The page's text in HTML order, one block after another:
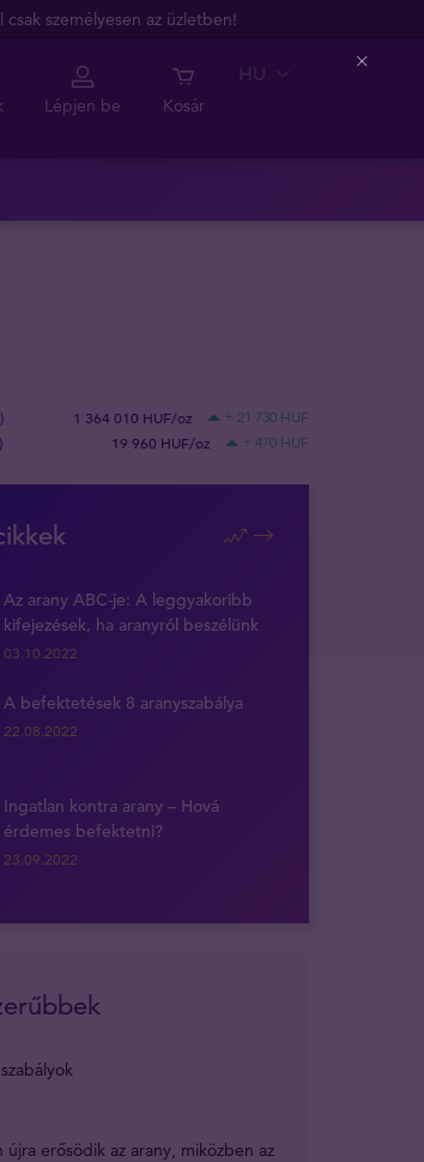
személyesen az üzletben!
Lépjen be Kosár
HU
1 364 010 HUF/oz + 21 730 HUF
19 960 HUF/oz + 470 HUF
Az arany ABC-je: A leggyakoribb
kifejezések, ha aranyról beszélünk
03.10.2022
A befektetések 8 aranyszabálya
22.08.2022
Ingatlan kontra arany – Hová
érdemes befektetni?
23.09.2022
újra erősödik az arany, miközben az
Close